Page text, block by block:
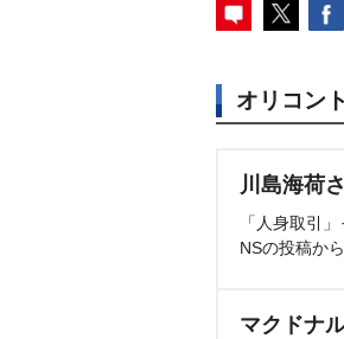
オリコン
川島海荷
「人身取引
NSの投稿か
マクドナ